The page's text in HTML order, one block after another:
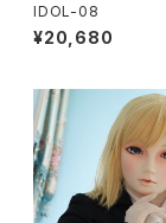
IDOL-08
¥20,680